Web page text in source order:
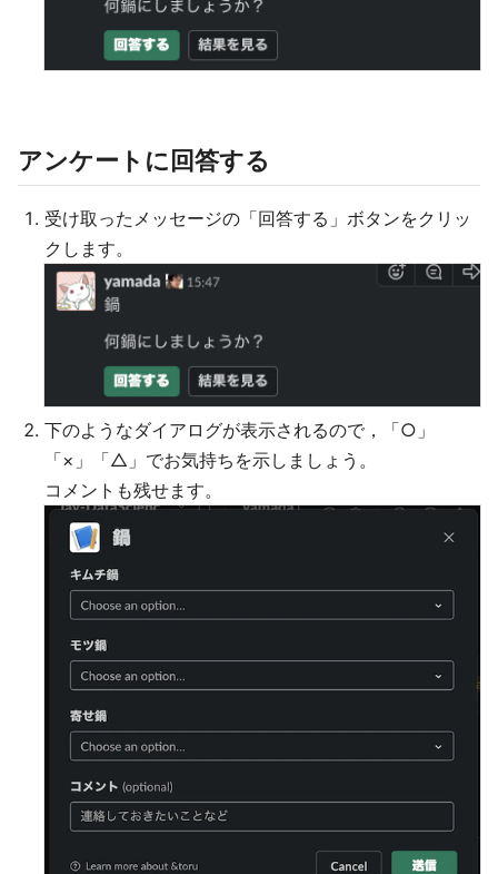
アンケートに回答する
受け取ったメッセージの「回答する」ボタンをクリッ
クします。
下のようなダイアログが表示されるので，「○」
「×」「△」でお気持ちを示しましょう。
コメントも残せます。